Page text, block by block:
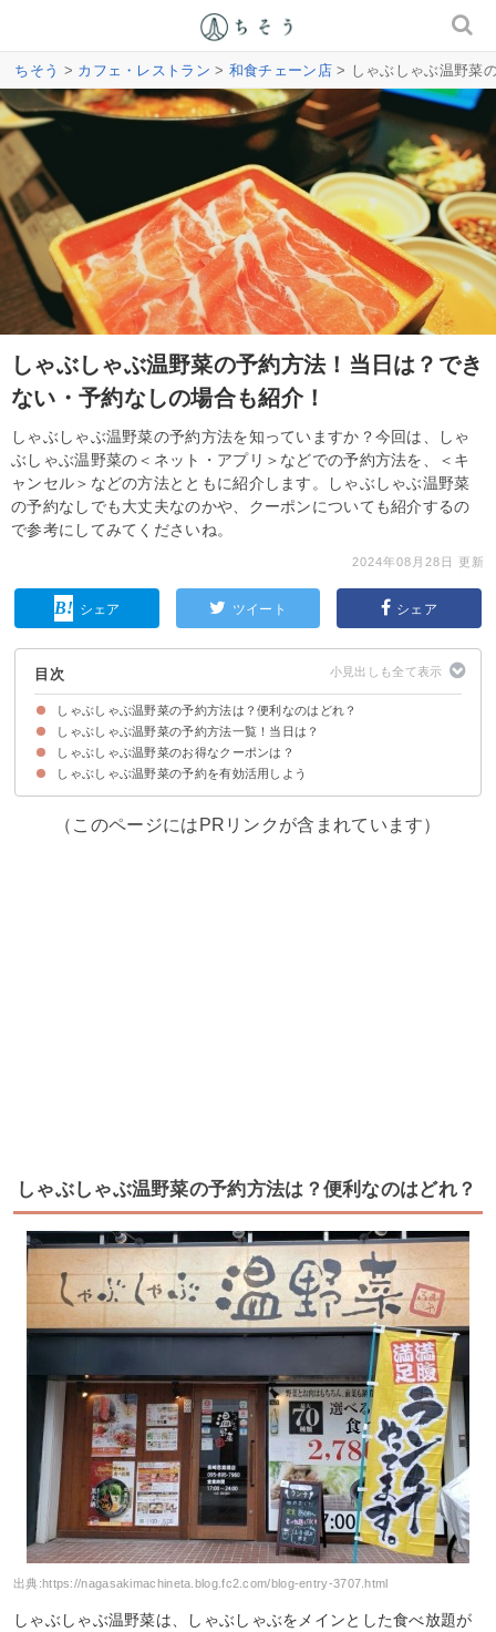
ちそう > カフェ・レストラン > 和食チェーン店> しゃぶしゃぶ温野菜
しゃぶしゃぶ温野菜の予約方法！当日は？でき
ない・予約なしの場合も紹介！
しゃぶしゃぶ温野菜の予約方法を知っていますか？今回は、しゃ
ぶしゃぶ温野菜の＜ネット・アプリ＞などでの予約方法を、＜キ
ャンセル＞などの方法とともに紹介します。しゃぶしゃぶ温野菜
の予約なしでも大丈夫なのかや、クーポンについても紹介するの
で参考にしてみてくださいね。
2024年08月28日 更新
シェア ツイート シェア
目次
しゃぶしゃぶ温野菜の予約方法は？便利なのはどれ？
しゃぶしゃぶ温野菜に予約なしで行った場合の待ち時間の目安
しゃぶしゃぶ温野菜の予約方法一覧！当日は？
①公式サイト・公式アプリ
②ホットペッパーグルメ
③PayPayグルメ
④ぐるなび
⑤Yahoo！ロコ
⑥電話
しゃぶしゃぶ温野菜のお得なクーポンは？
しゃぶしゃぶ温野菜の予約を有効活用しよう
（このページにはPRリンクが含まれています）
しゃぶしゃぶ温野菜の予約方法は？便利なのはどれ？
出典:https://nagasakimachineta.blog.fc2.com/blog-entry-3707.html
しゃぶしゃぶ温野菜は、しゃぶしゃぶをメインとした食べ放題が